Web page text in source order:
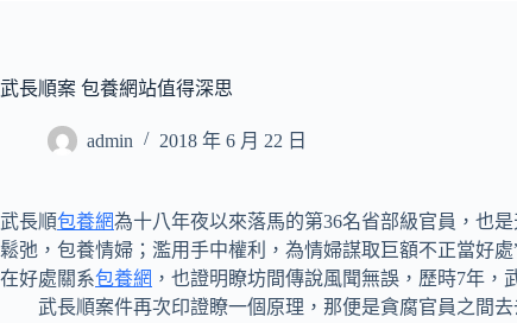
武長順案 包養網站值得深思
admin 2018 年 6 月 22 日
武長順包養網為十八年夜以來落馬的第36名省部級官員，也
鬆弛，包養情婦；濫用手中權利，為情婦謀取巨額不正當好
在好處關系包養網 ，也證明瞭坊間傳說風聞無誤，歷時7年
武長順案件再次印證瞭一個原理，那便是貪腐官員之間去